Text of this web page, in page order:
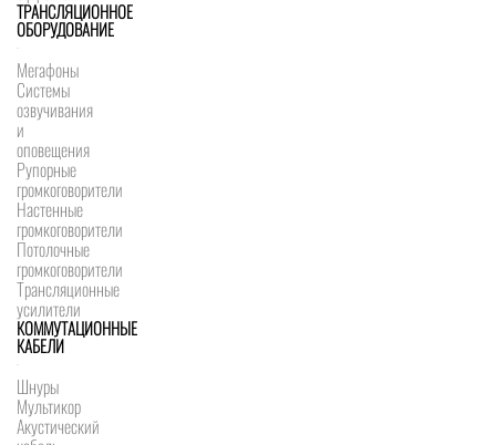
ТРАНСЛЯЦИОННОЕ
ОБОРУДОВАНИЕ
Мегафоны
Системы
озвучивания
и
оповещения
Рупорные
громкоговорители
Настенные
громкоговорители
Потолочные
громкоговорители
Трансляционные
усилители
КОММУТАЦИОННЫЕ
КАБЕЛИ
Шнуры
Мультикор
Акустический